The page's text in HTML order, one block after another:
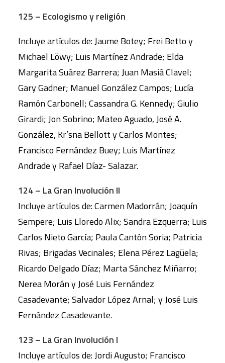
125 – Ecologismo y religión
Incluye artículos de: Jaume Botey; Frei Betto y
Michael Löwy; Luis Martínez Andrade; Elda
Margarita Suárez Barrera; Juan Masiá Clavel;
Gary Gadner; Manuel González Campos; Lucía
Ramón Carbonell; Cassandra G. Kennedy; Giulio
Girardi; Jon Sobrino; Mateo Aguado, José A.
González, Kr’sna Bellott y Carlos Montes;
Francisco Fernández Buey; Luis Martínez
Andrade y Rafael Díaz- Salazar.
124 – La Gran Involución II
Incluye artículos de: Carmen Madorrán; Joaquín
Sempere; Luis Lloredo Alix; Sandra Ezquerra; Luis
Carlos Nieto García; Paula Cantón Soria; Patricia
Rivas; Brigadas Vecinales; Elena Pérez Lagüela;
Ricardo Delgado Díaz; Marta Sánchez Miñarro;
Nerea Morán y José Luis Fernández
Casadevante; Salvador López Arnal; y José Luis
Fernández Casadevante.
123 – La Gran Involución I
Incluye artículos de: Jordi Augusto; Francisco